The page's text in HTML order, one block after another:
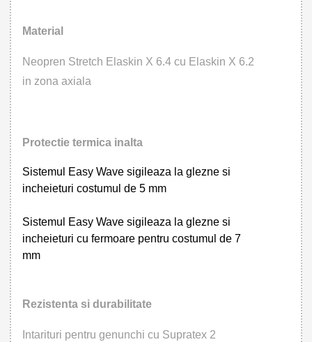
Material
Neopren Stretch Elaskin X 6.4 cu Elaskin X 6.2
in zona axiala
Protectie termica inalta
Sistemul Easy Wave sigileaza la glezne si
incheieturi costumul de 5 mm
Sistemul Easy Wave sigileaza la glezne si
incheieturi cu fermoare pentru costumul de 7
mm
Rezistenta si durabilitate
Intarituri pentru genunchi cu Supratex 2